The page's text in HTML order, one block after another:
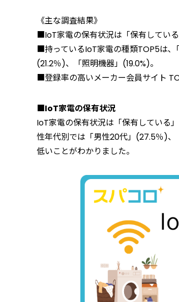
《主な調査結果》
■IoT家電の保有状況は「保有してい
■持っているIoT家電の種類TOP5は､
(21.2％)、「照明機器」(19.0%)。
■登録率の高いメーカー会員サイト
■IoT家電の保有状況
IoT家電の保有状況は「保有している
性年代別では「男性20代」(27.5％)
低いことがわかりました。